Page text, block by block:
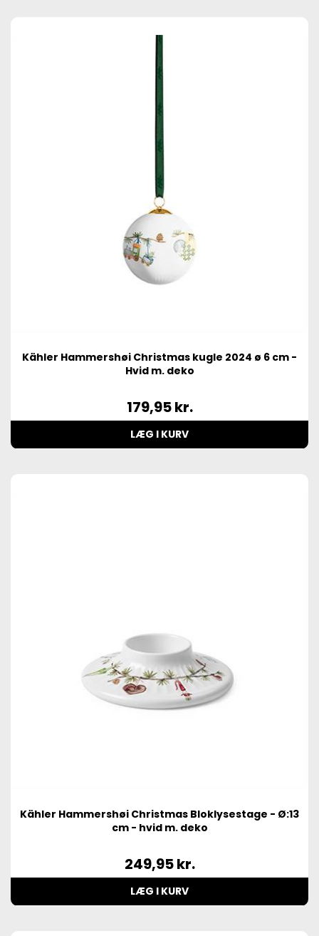
Kähler Hammershøi Christmas kugle 2024 ø 6 cm -
Hvid m. deko
179,95kr.
LÆG I KURV
Kähler Hammershøi Christmas Bloklysestage - Ø:13
cm - hvid m. deko
249,95kr.
LÆG I KURV